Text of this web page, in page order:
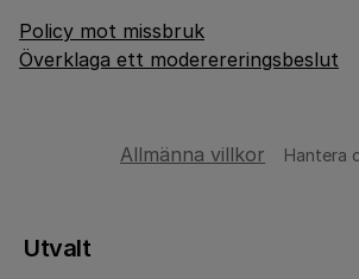
Policy mot missbruk
Överklaga ett moderereringsbeslut
Allmänna villkor Hantera
Utvalt